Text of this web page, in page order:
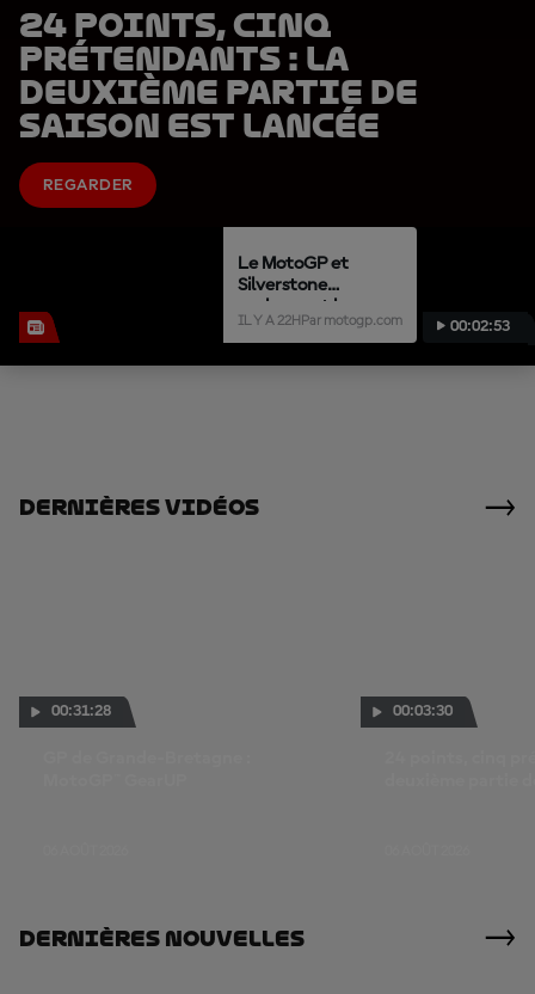
24 points, cinq
prétendants : la
deuxième partie de
saison est lancée
REGARDER
Le MotoGP et
Silverstone
prolongent leur
collaboration
IL Y A 22H Par motogp.com 00:02:53
Dernières Vidéos
00:31:28 00:03:30
Dernières Nouvelles